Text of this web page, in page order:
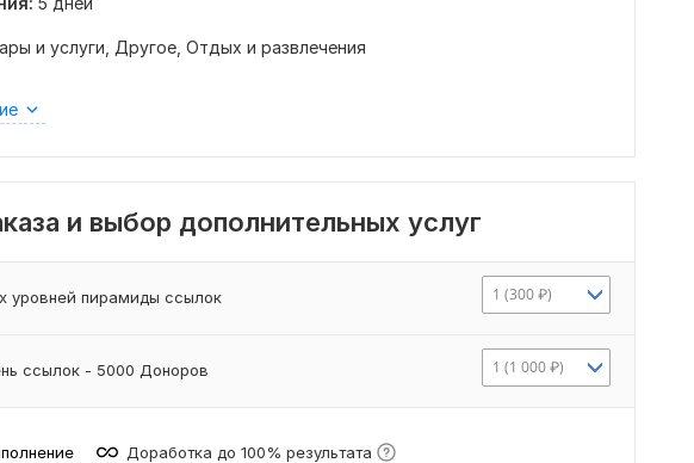
и услуги, Другое, Отдых и развлечения
и выбор дополнительных услуг
уровней пирамиды ссылок 1 (300 ₽)
ссылок - 5000 Доноров 1 (1 000 ₽)
Доработка до 100% результата